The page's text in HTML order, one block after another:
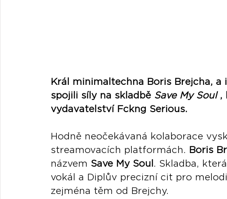
Král minimaltechna Boris Brejcha,
spojili síly na skladbě Save My Soul ,
vydavatelství Fckng Serious.
Hodně neočekávaná kolaborace
streamovacích platformách. Boris
názvem Save My Soul. Skladba,
vokál a Diplův precizní cit pro
zejména těm od Brejchy.